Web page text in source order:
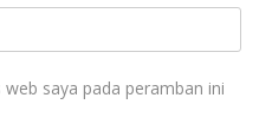
saya pada peramban ini